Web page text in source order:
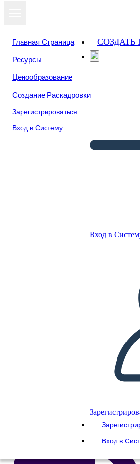
Главная Страница
Ресурсы
Ценообразование
Создание Раскадровки
Зарегистрироваться
Вход в Систему
СОЗДАТЬ
Вход в
Вход в
Карта
Скопируйте эту
СОЗДАТЬ
ВОСПРОИЗВЕСТИ